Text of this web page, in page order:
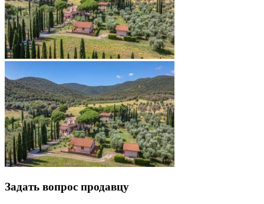
Задать вопрос продавцу